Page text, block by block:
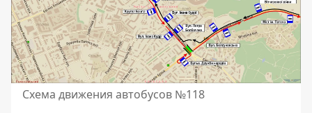
Схема движения автобусов №118